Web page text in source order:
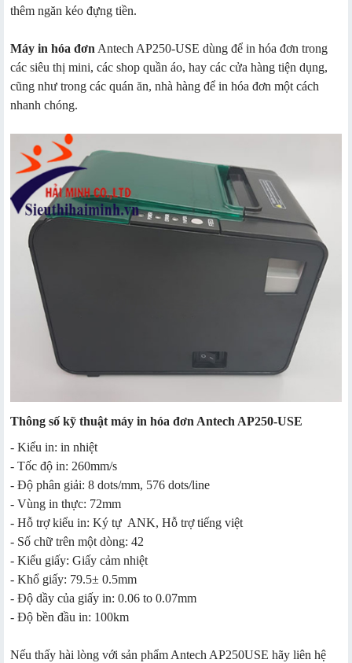
thêm ngăn kéo đựng tiền.
Máy in hóa đơn Antech AP250-USE dùng để in hóa đơn trong
các siêu thị mini, các shop quần áo, hay các cửa hàng tiện dụng,
cũng như trong các quán ăn, nhà hàng để in hóa đơn một cách
nhanh chóng.
Thông số kỹ thuật máy in hóa đơn Antech AP250-USE
- Kiểu in: in nhiệt
- Tốc độ in: 260mm/s
- Độ phân giải: 8 dots/mm, 576 dots/line
- Vùng in thực: 72mm
- Hỗ trợ kiểu in: Ký tự ANK, Hỗ trợ tiếng việt
- Số chữ trên một dòng: 42
- Kiểu giấy: Giấy cảm nhiệt
- Khổ giấy: 79.5± 0.5mm
- Độ dầy của giấy in: 0.06 to 0.07mm
- Độ bền đầu in: 100km
Nếu thấy hài lòng với sản phẩm Antech AP250USE hãy liên hệ